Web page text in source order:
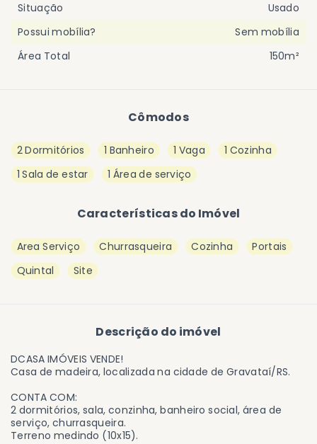
Cômodos
2 Dormitórios 1 Banheiro 1 Vaga
1 Cozinha
1 Sala de estar
1 Área de serviço
Características do Imóvel
Area Serviço Churrasqueira Cozinha
Portais
Quintal
Site
Descrição do imóvel
DCASA IMÓVEIS VENDE!
Casa de madeira, localizada na cidade de Gravataí/RS.
CONTA COM:
2 dormitórios, sala, conzinha, banheiro social, área de
serviço, churrasqueira.
Terreno medindo (10x15).
Situação
Usado
Possui mobília?
Sem mobília
Área Total
150m²